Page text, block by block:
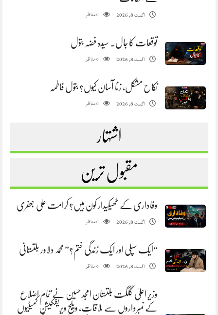
اگست 8, 2026 0مناظر
توقعات کا جال. سیدہ فضہ بتول
اگست 8, 2026 0مناظر
نکاح مشکل، زنا آسان کیوں؟ بتول فاطمہ
اگست 8, 2026 0مناظر
اشتہار
مقبول ترین
وفاداری کے ٹھیکیدار کون ہیں؟ کرامت علی جعفری
اگست 8, 2026 0مناظر
“ایک سپلی اور ایک زندگی ختم؟” محمد دلاور بلتستانی
اگست 8, 2026 0مناظر
وزیر اعلیٰ گلگت بلتستان امجد حسین نے تمام اضلاع
کے نمبرداروں سے ملاقات، ویلج ویریفکیشن کمیٹیوں